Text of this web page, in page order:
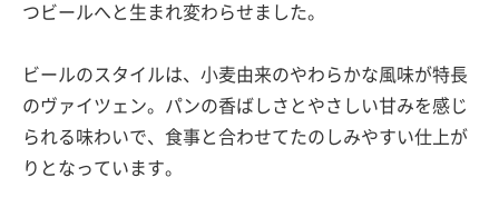
つビールへと生まれ変わらせました。
ビールのスタイルは、小麦由来のやわらかな風味が特長
のヴァイツェン。パンの香ばしさとやさしい甘みを感じ
られる味わいで、食事と合わせてたのしみやすい仕上が
りとなっています。